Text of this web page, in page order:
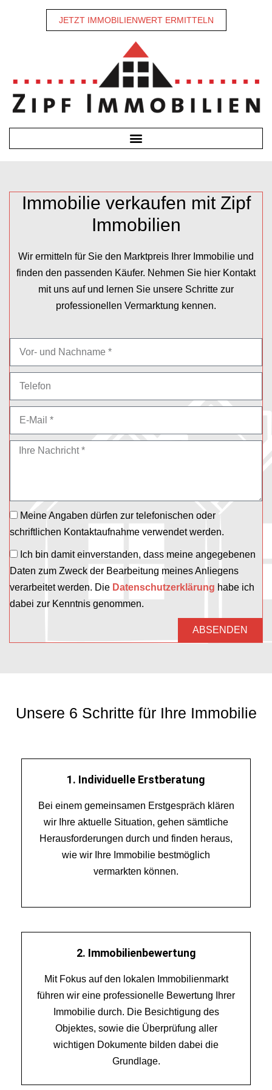
JETZT IMMOBILIENWERT ERMITTELN
Immobilie verkaufen mit Zipf
Immobilien
Wir ermitteln für Sie den Marktpreis Ihrer Immobilie und
finden den passenden Käufer. Nehmen Sie hier Kontakt
mit uns auf und lernen Sie unsere Schritte zur
professionellen Vermarktung kennen.
Meine Angaben dürfen zur telefonischen oder
schriftlichen Kontaktaufnahme verwendet werden.
Ich bin damit einverstanden, dass meine angegebenen
Daten zum Zweck der Bearbeitung meines Anliegens
verarbeitet werden. Die Datenschutzerklärung habe ich
dabei zur Kenntnis genommen.
ABSENDEN
Unsere 6 Schritte für Ihre Immobilie
1. Individuelle Erstberatung
Bei einem gemeinsamen Erstgespräch klären
wir Ihre aktuelle Situation, gehen sämtliche
Herausforderungen durch und finden heraus,
wie wir Ihre Immobilie bestmöglich
vermarkten können.
2. Immobilienbewertung
Mit Fokus auf den lokalen Immobilienmarkt
führen wir eine professionelle Bewertung Ihrer
Immobilie durch. Die Besichtigung des
Objektes, sowie die Überprüfung aller
wichtigen Dokumente bilden dabei die
Grundlage.